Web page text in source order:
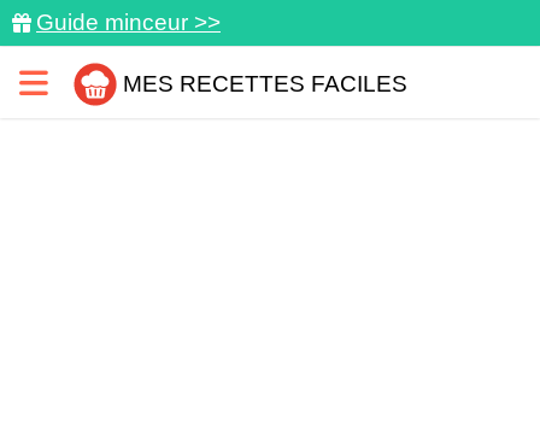
Guide minceur >>
MES RECETTES FACILES